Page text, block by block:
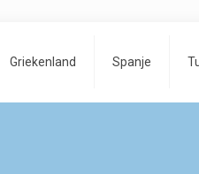
Griekenland Spanje